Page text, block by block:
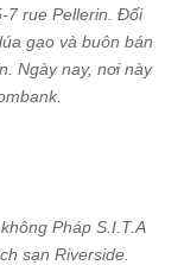
7 rue Pellerin. Đối
gạo và buôn bán
Ngày nay, nơi này
Pháp S.I.T.A
sạn Riverside.